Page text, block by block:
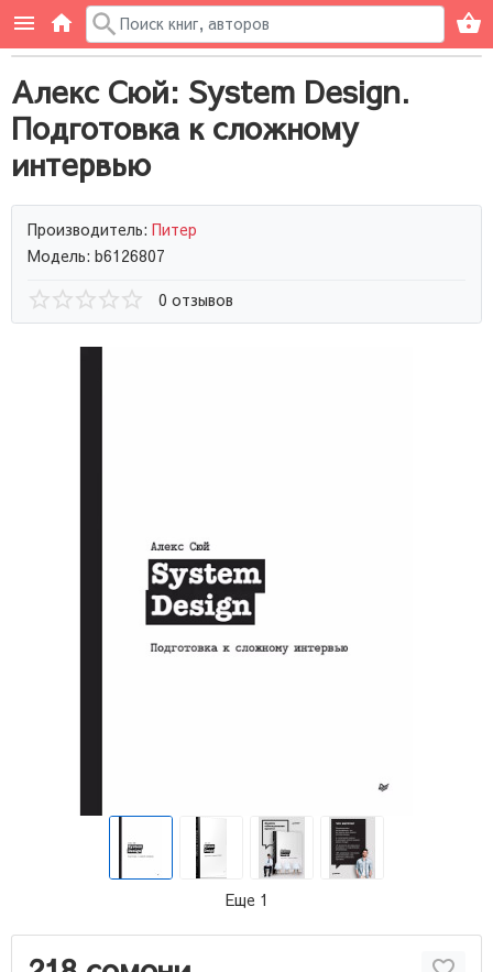
Алекс Сюй: System Design.
Подготовка к сложному
интервью
Производитель: Питер
Модель: b6126807
0 отзывов
Еще 1